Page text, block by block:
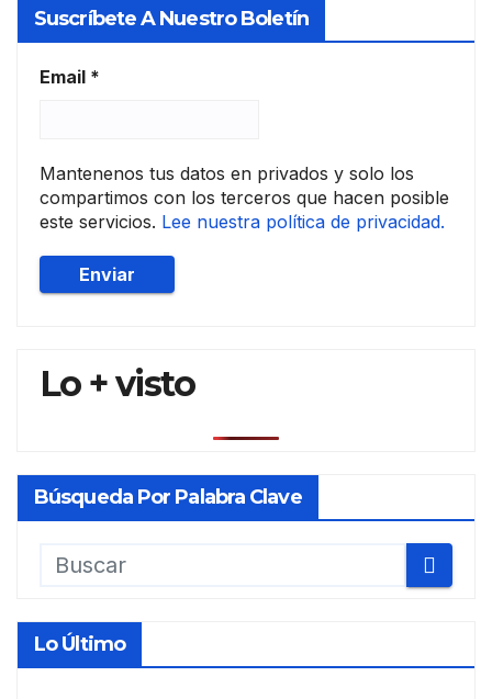
Suscríbete A Nuestro Boletín
Email *
Mantenenos tus datos en privados y solo los
compartimos con los terceros que hacen posible
este servicios. Lee nuestra política de privacidad.
Lo + visto
Búsqueda Por Palabra Clave
Lo Último